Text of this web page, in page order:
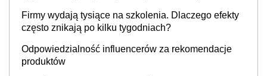
Firmy wydają tysiące na szkolenia. Dlaczego efekty
często znikają po kilku tygodniach?
Odpowiedzialność influencerów za rekomendacje
produktów